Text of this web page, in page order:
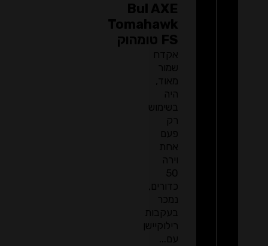
Bul AXE
Tomahawk
FS טומהוק
אקדח
שמור
מאוד,
היה
בשימוש
רק
פעם
אחת
וירה
50
כדורים,
נמכר
בעקבות
רילוקיישן
עם...